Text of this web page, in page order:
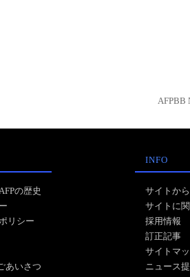
AFPBB
の歴史
リシー
あいさつ
INFO
サイトか
サイトに
採用情報
訂正記事
サイトマ
ニュース